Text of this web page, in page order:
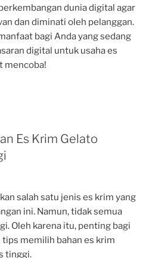
dunia digital agar
dan diminati oleh pelanggan.
bagi Anda yang sedang
digital untuk usaha es
mencoba!
Es Krim Gelato
salah satu jenis es krim yang
ini. Namun, tidak semua
Oleh karena itu, penting bagi
memilih bahan es krim
tinggi.